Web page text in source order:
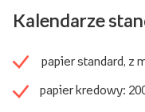
Kalendarze
papier standard, z
papier kredowy: